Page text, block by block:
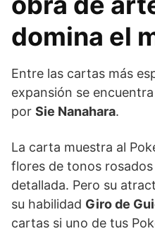
domina el
Entre las cartas más
expansión se encuentra
por Sie Nanahara.
La carta muestra al
flores de tonos
detallada. Pero su
su habilidad Giro de
cartas si uno de tus